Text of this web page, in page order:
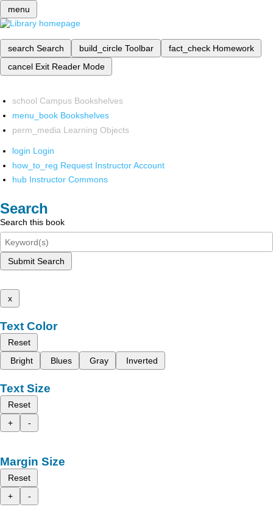
menu
search Search build_circle Toolbar fact_check Homework
cancel Exit Reader Mode
school Campus Bookshelves
menu_book Bookshelves
perm_media Learning Objects
login Login
how_to_reg Request Instructor Account
hub Instructor Commons
Search
Search this book
Submit Search
x
Text Color
Reset
Bright
Blues Gray Inverted
Text Size
Reset
+
-
Margin Size
Reset
+
-